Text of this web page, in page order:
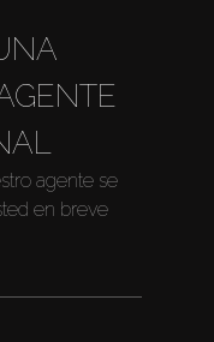
agente se
en breve